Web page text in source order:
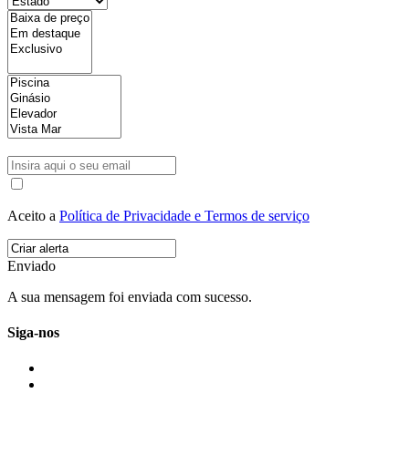
Aceito a Política de Privacidade e Termos de serviço
Enviado
A sua mensagem foi enviada com sucesso.
Siga-nos